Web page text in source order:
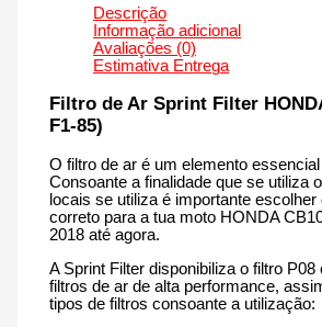
-
PM203S
F1-
de
2018
até
agora
Descrição
Informação adicional
Avaliações (0)
Estimativa Entrega
Filtro de Ar Sprint Filter
F1-85)
O filtro de ar é um elemento
Consoante a finalidade que se utiliza
locais se utiliza é importante escolher
correto para a tua moto HONDA
2018 até agora.
A Sprint Filter disponibiliza o filtro
filtros de ar de alta performance,
tipos de filtros consoante a utilização: